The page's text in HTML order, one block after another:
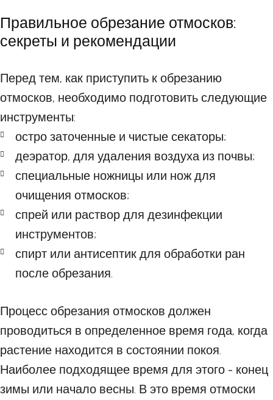
Правильное обрезание отмосков:
секреты и рекомендации
Перед тем, как приступить к обрезанию
отмосков, необходимо подготовить следующие
инструменты:
остро заточенные и чистые секаторы;
деэратор, для удаления воздуха из почвы;
специальные ножницы или нож для
очищения отмосков;
спрей или раствор для дезинфекции
инструментов;
спирт или антисептик для обработки ран
после обрезания.
Процесс обрезания отмосков должен
проводиться в определенное время года, когда
растение находится в состоянии покоя.
Наиболее подходящее время для этого - конец
зимы или начало весны. В это время отмоски